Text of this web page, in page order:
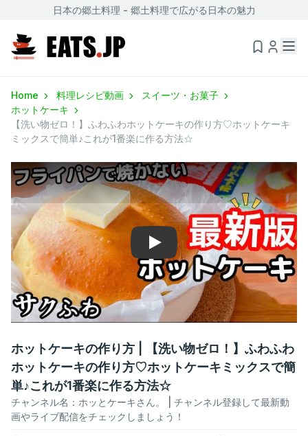
日本の郷土料理 - 郷土料理で広がる日本の魅力
Home 料理レシピ動画
スイーツ・お菓子
ホットケーキ
【洗い物ゼロ！】ふわふわホットケーキの作り方♡ホットケーキ
ミックスで簡単♪これが1番楽に作る方法☆
Play
ホットケーキの作り方 | 【洗い物ゼロ！】ふわふわ
ホットケーキの作り方♡ホットケーキミックスで簡
単♪これが1番楽に作る方法☆
チャンネル名： ホッとケーキさん。
| チャンネル登録して最新動
画やライブ配信をチェックしましょう！